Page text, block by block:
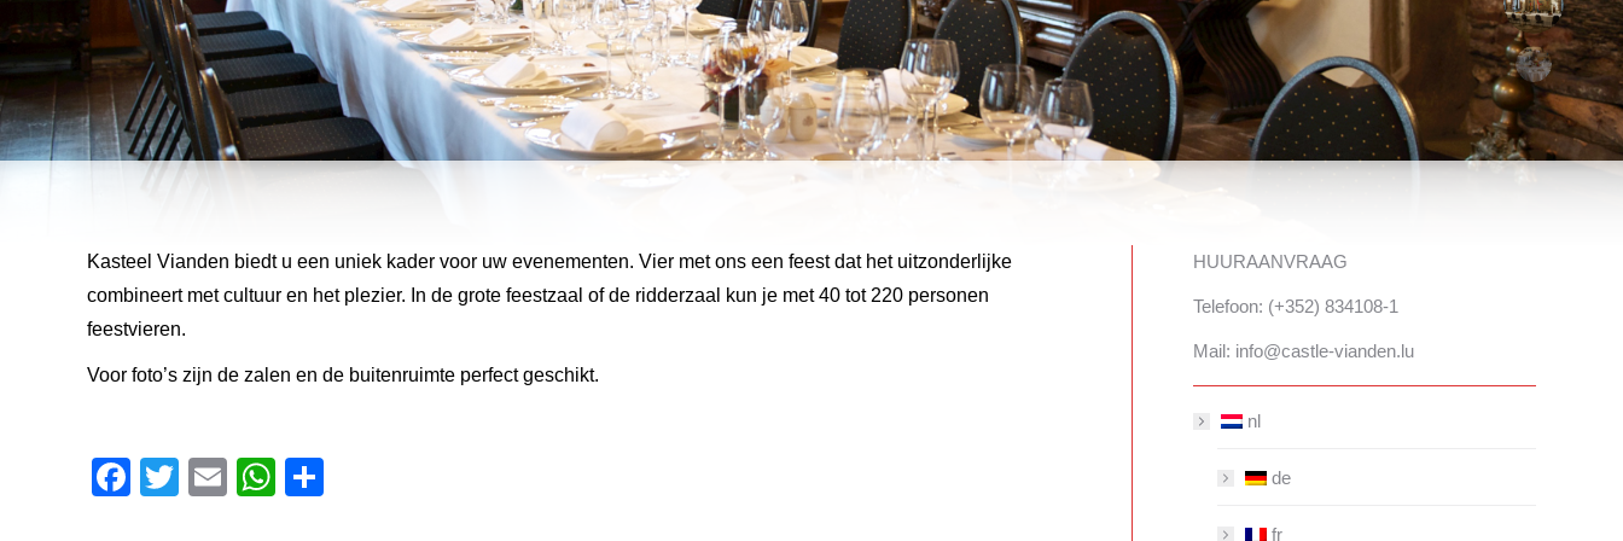
Kasteel Vianden biedt u een uniek kader voor uw evenementen. Vier met ons een feest dat het uitzonderlijke
combineert met cultuur en het plezier. In de grote feestzaal of de ridderzaal kun je met 40 tot 220 personen
feestvieren.
Voor foto’s zijn de zalen en de buitenruimte perfect geschikt.
Facebook
TwitterEmailWhatsApp
HUURAANVRAAG
Telefoon: (+352) 834108-1
Mail: info@castle-vianden.lu
nl
de
fr